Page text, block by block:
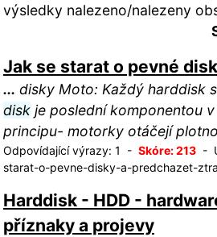
výsledky nalezeno/nalezeny
Jak se starat o pevné
... disky Moto: Každý harddisk
diskje poslední komponentou
principu- motorky otáčejí
Odpovídající výrazy: 1 - Skóre: 213-
starat-o-pevne-disky-a-predchazet-
Harddisk - HDD -
příznaky a projevy